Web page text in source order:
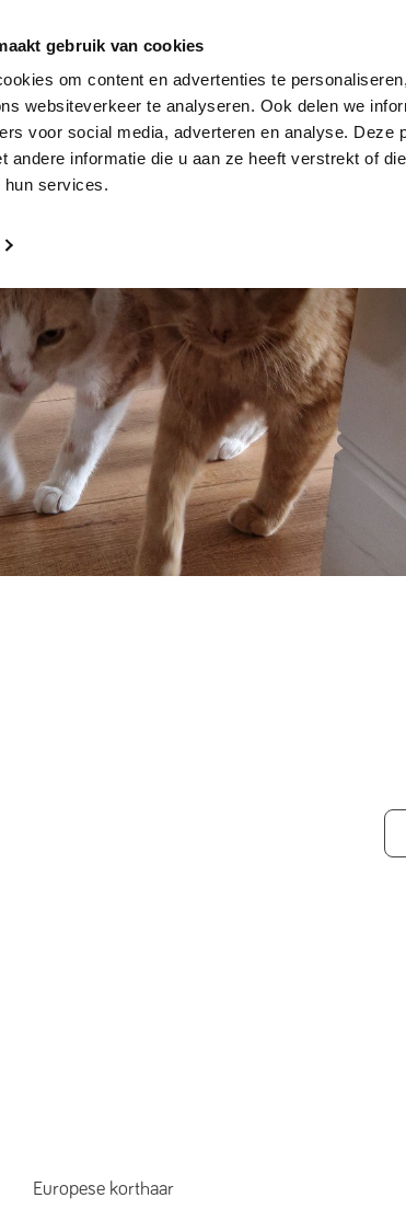
gebruik van cookies
om content en advertenties te
websiteverkeer te analyseren. Ook delen we
voor social media, adverteren en analyse. Deze
andere informatie die u aan ze heeft verstrekt of
hun services.
Plaats huisdier Hoe werkt het?
Europese korthaar